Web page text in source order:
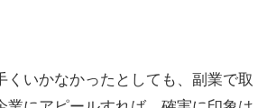
くいかなかったとしても、副業で取